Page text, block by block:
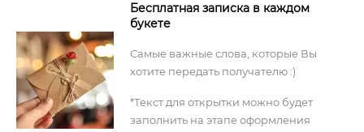
Бесплатная записка в каждом
букете
Самые важные слова, которые Вы
хотите передать получателю :)
*Текст для открытки можно будет
заполнить на этапе оформления